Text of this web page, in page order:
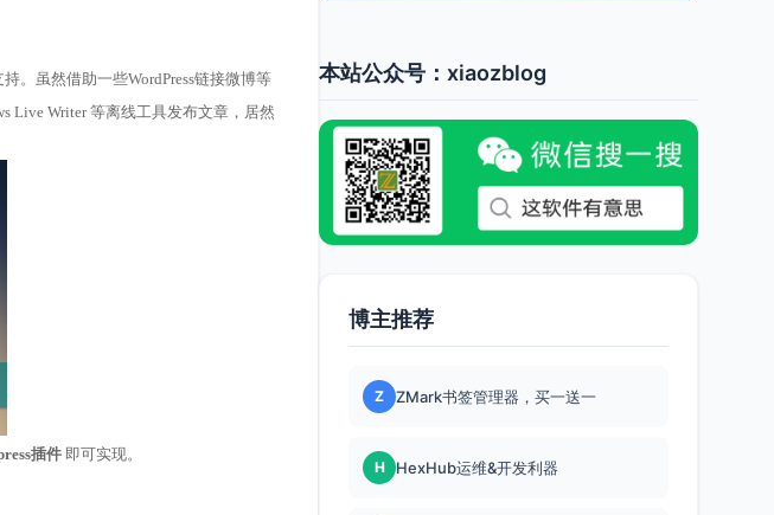
。虽然借助一些WordPress链接微博等
Live Writer 等离线工具发布文章，居然
插件 即可实现。
本站公众号：xiaozblog
博主推荐
Z ZMark书签管理器，买一送一
H HexHub运维&开发利器